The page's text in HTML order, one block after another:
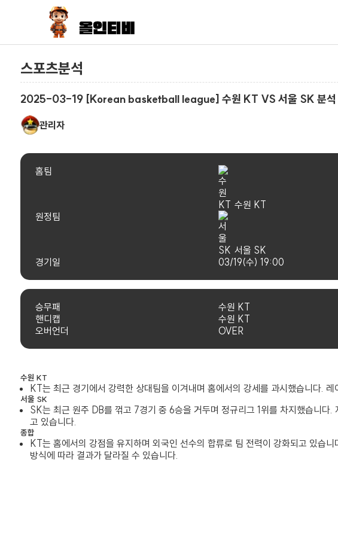
스포츠분석
2025-03-19 [Korean basketball league] 수원 KT VS 서울 SK 분석
관리자
홈팀
수원 KT
원정팀
서울 SK
경기일
03/19(수) 19:00
승무패 수원 KT
핸디캡
수원 KT
오버언더
OVER
수원 KT
KT는 최근 경기에서 강력한 상대팀을 이겨내며 홈에서의 강세를 과시했습니다.
서울 SK
SK는 최근 원주 DB를 꺾고 7경기 중 6승을 거두며 정규리그 1위를 차지했습니다
고 있습니다.
종합
KT는 홈에서의 강점을 유지하며 외국인 선수의 합류로 팀 전력이 강화되고 있습
방식에 따라 결과가 달라질 수 있습니다.